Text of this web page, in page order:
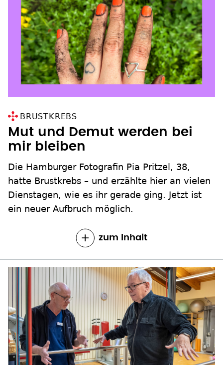
BRUSTKREBS
Mut und Demut werden bei
mir bleiben
Die Hamburger Fotografin Pia Pritzel, 38,
hatte Brustkrebs – und erzählte hier an vielen
Dienstagen, wie es ihr gerade ging. Jetzt ist
ein neuer Aufbruch möglich.
zum Inhalt